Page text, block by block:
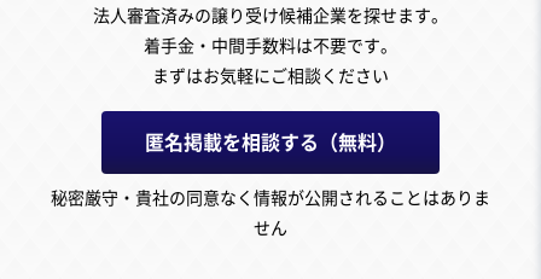
法人審査済みの譲り受け候補企業を探せます。
着手金・中間手数料は不要です。
まずはお気軽にご相談ください
匿名掲載を相談する（無料）
秘密厳守・貴社の同意なく情報が公開されることはありま
せん